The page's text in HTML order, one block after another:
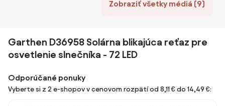
Zobraziť všetky médiá (9)
Garthen D36958 Solárna blikajúca reťaz pre
osvetlenie slnečníka - 72 LED
Odporúčané ponuky
Vyberte si z 2 e-shopov v cenovom rozpätí od 8,11 € do 14,49 €: